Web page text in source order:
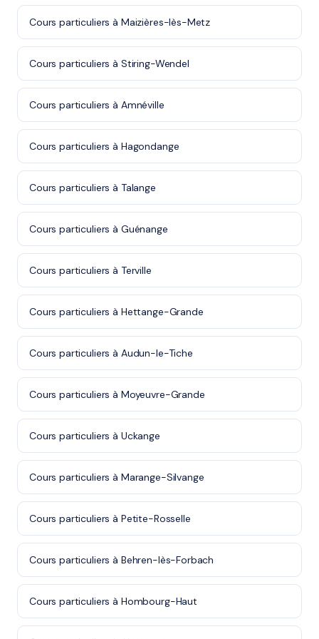
Cours particuliers à Maizières-lès-Metz
Cours particuliers à Stiring-Wendel
Cours particuliers à Amnéville
Cours particuliers à Hagondange
Cours particuliers à Talange
Cours particuliers à Guénange
Cours particuliers à Terville
Cours particuliers à Hettange-Grande
Cours particuliers à Audun-le-Tiche
Cours particuliers à Moyeuvre-Grande
Cours particuliers à Uckange
Cours particuliers à Marange-Silvange
Cours particuliers à Petite-Rosselle
Cours particuliers à Behren-lès-Forbach
Cours particuliers à Hombourg-Haut